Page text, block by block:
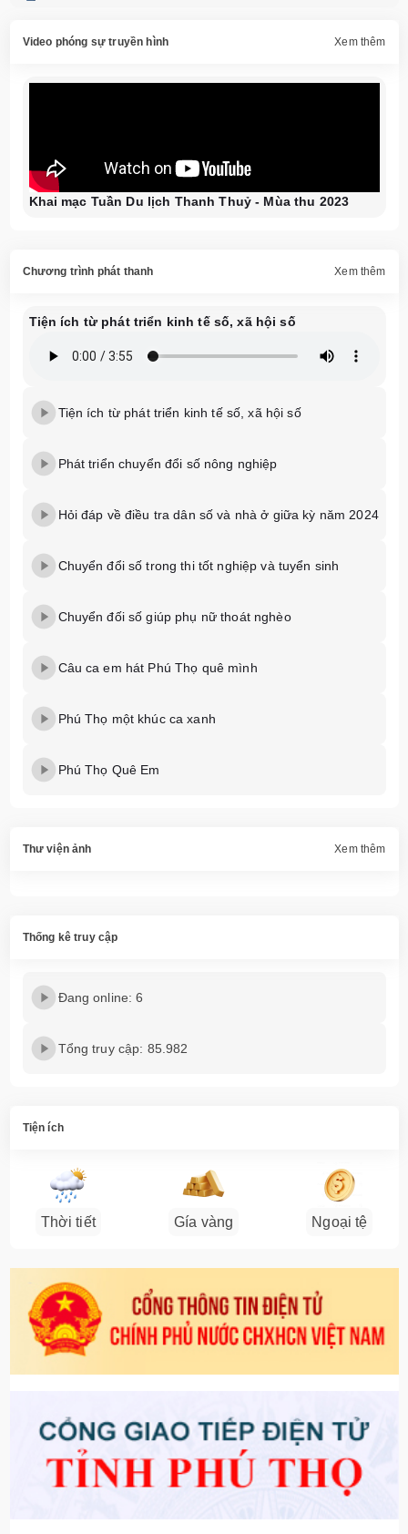
Video phóng sự truyền hình Xem thêm
Khai mạc Tuần Du lịch Thanh Thuỷ - Mùa thu 2023
Chương trình phát thanh Xem thêm
Tiện ích từ phát triển kinh tế số, xã hội số
Tiện ích từ phát triển kinh tế số, xã hội số
Phát triển chuyển đổi số nông nghiệp
Hỏi đáp về điều tra dân số và nhà ở giữa kỳ năm 2024
Chuyển đổi số trong thi tốt nghiệp và tuyển sinh
Chuyển đối số giúp phụ nữ thoát nghèo
Câu ca em hát Phú Thọ quê mình
Phú Thọ một khúc ca xanh
Phú Thọ Quê Em
Thư viện ảnh Xem thêm
Thống kê truy cập
Đang online: 6
Tổng truy cập: 85.982
Tiện ích
Thời tiết Gía vàng Ngoại tệ